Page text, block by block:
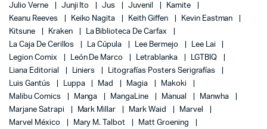
Julio Verne
Junji Ito Jus Juvenil
Kamite
Keanu Reeves
Keiko Nagita Keith Giffen
Kevin Eastman
Kitsune
Kraken
La Biblioteca De Carfax
La Caja De Cerillos
La Cúpula Lee Bermejo
Lee Lai
Legion Comix
León De Marco Letrablanka
LGTBIQ
Liana Editorial
Liniers
Litografías Posters Serigrafías
Luis Gantús
Luppa Mad Magia
Makoki
Malibu Comics
Manga MangaLine Manual
Manwha
Marjane Satrapi
Mark Millar Mark Waid
Marvel
Marvel México
Mary M. Talbot
Matt Groening